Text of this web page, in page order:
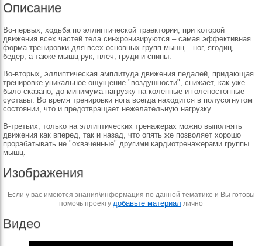
Описание
Во-первых, ходьба по эллиптической траектории, при которой
движения всех частей тела синхронизируются – самая эффективная
форма тренировки для всех основных групп мышц – ног, ягодиц,
бедер, а также мышц рук, плеч, груди и спины.
Во-вторых, эллиптическая амплитуда движения педалей, придающая
тренировке уникальное ощущение "воздушности", снижает, как уже
было сказано, до минимума нагрузку на коленные и голеностопные
суставы. Во время тренировки нога всегда находится в полусогнутом
состоянии, что и предотвращает нежелательную нагрузку.
В-третьих, только на эллиптических тренажерах можно выполнять
движения как вперед, так и назад, что опять же позволяет хорошо
прорабатывать не "охваченные" другими кардиотренажерами группы
мышц.
Изображения
Если у вас имеются знания\информация по данной тематике и Вы готовы
помочь проекту добавьте материал лично
Видео